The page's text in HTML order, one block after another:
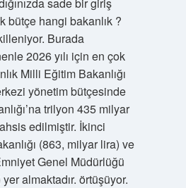
bütçe hangi bakanlık ?
Burada
2026 yılı için en çok
Milli Eğitim Bakanlığı
yönetim bütçesinde
trilyon 435 milyar
edilmiştir. İkinci
(863, milyar lira) ve
Genel Müdürlüğü
almaktadır. örtüşüyor.